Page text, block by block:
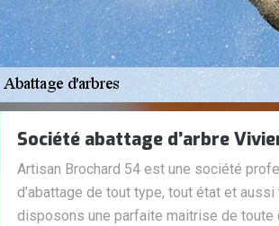
Société abattage d’arbre
Artisan Brochard 54 est une société
d’abattage de tout type, tout état et aussi
disposons une parfaite maitrise de toute